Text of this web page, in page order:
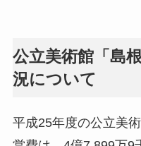
公立美術館「島
況について
平成25年度の公立美